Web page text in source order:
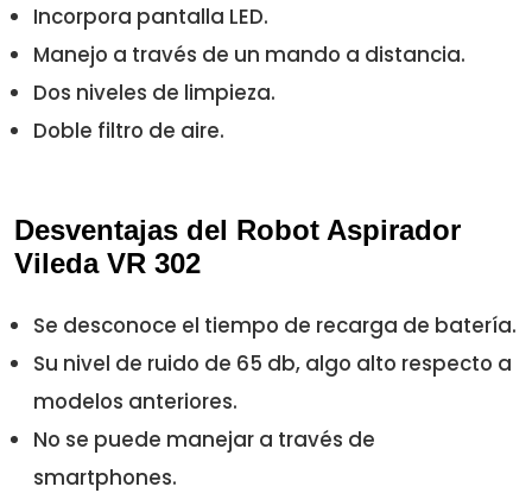
Incorpora pantalla LED.
Manejo a través de un mando a distancia.
Dos niveles de limpieza.
Doble filtro de aire.
Desventajas del Robot Aspirador
Vileda VR 302
Se desconoce el tiempo de recarga de batería.
Su nivel de ruido de 65 db, algo alto respecto a
modelos anteriores.
No se puede manejar a través de
smartphones.